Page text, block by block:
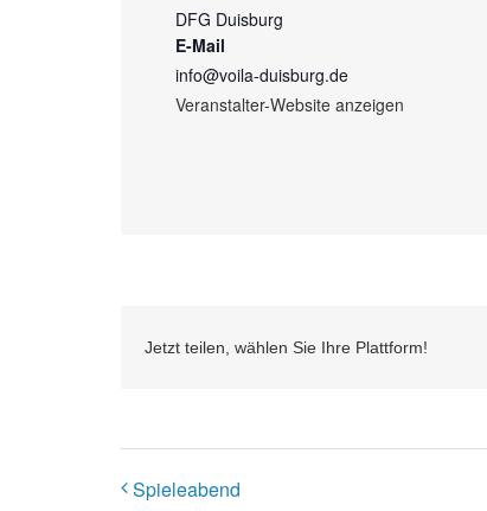
DFG Duisburg
E-Mail
info@voila-duisburg.de
Veranstalter-Website anzeigen
Jetzt teilen, wählen Sie Ihre Plattform!
Spieleabend